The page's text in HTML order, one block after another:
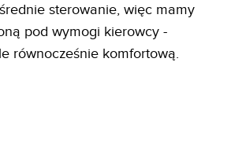
sterowanie, więc mamy
pod wymogi kierowcy -
równocześnie komfortową.